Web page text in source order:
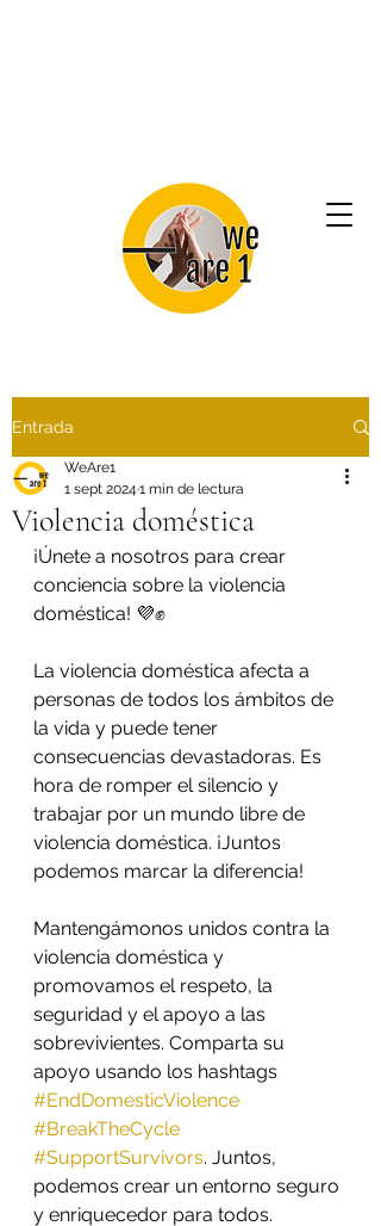
Entrada
Violencia doméstica
WeAre1
1 sept 2024 1 min de lectura
¡Únete a nosotros para crear
conciencia sobre la violencia
doméstica! 💜✊
La violencia doméstica afecta a
personas de todos los ámbitos de
la vida y puede tener
consecuencias devastadoras. Es
hora de romper el silencio y
trabajar por un mundo libre de
violencia doméstica. ¡Juntos
podemos marcar la diferencia!
Mantengámonos unidos contra la
violencia doméstica y
promovamos el respeto, la
seguridad y el apoyo a las
sobrevivientes. Comparta su
apoyo usando los hashtags
#EndDomesticViolence
#BreakTheCycle
#SupportSurvivors. Juntos,
podemos crear un entorno seguro
y enriquecedor para todos.